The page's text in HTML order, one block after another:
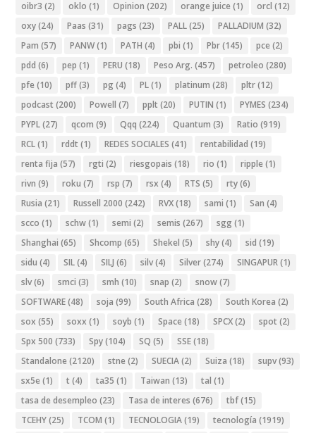
oibr3 (2) oklo (1) Opinion (202) orange juice (1) orcl (12)
oxy(24) Paas (31) pags (23) PALL(25) PALLADIUM (32)
Pam (57) PANW(1) PATH (4) pbi (1) Pbr(145) pce (2)
pdd (6) pep (1) PERU (18) Peso Arg. (457) petroleo (280)
pfe (10) pff(3) pg (4) PL(1) platinum (28) pltr(12)
podcast (200) Powell (7) pplt (20) PUTIN (1) PYMES (234)
PYPL(27) qcom (9) Qqq (224) Quantum (3) Ratio (919)
RCL(1) rddt (1) REDES SOCIALES (41) rentabilidad (19)
renta fija (57) rgti (2) riesgopais (18) rio (1) ripple (1)
rivn (9) roku (7) rsp (7) rsx (4) RTS (5) rty(6)
Rusia (21) Russell 2000 (242) RVX(18) sami (1) San (4)
scco (1) schw(1) semi (2) semis (267) sgg (1)
Shanghai (65) Shcomp (65) Shekel (5) shy(4) sid (19)
sidu (4) SIL(4) SILJ (6) silv(4) Silver(274) SINGAPUR(1)
slv(6) smci (3) smh (10) snap (2) snow(7)
SOFTWARE(48) soja (99) South Africa (28) South Korea (2)
sox (55) soxx (1) soyb (1) Space (18) SPCX(2) spot (2)
Spx 500 (733) Spy(104) SQ (5) SSE(18)
Standalone (2120) stne (2) SUECIA(2) Suiza (18) supv(93)
sx5e (1) t (4) ta35 (1) Taiwan (13) tal (1)
tasa de desempleo (23) Tasa de interes (676) tbf(15)
TCEHY(25) TCOM (1) TECNOLOGIA(19) tecnología (1919)